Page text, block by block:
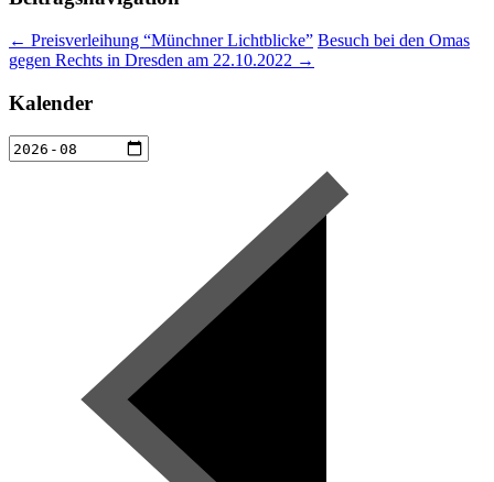
← Preisverleihung “Münchner Lichtblicke” Besuch bei den Omas
gegen Rechts in Dresden am 22.10.2022 →
Kalender